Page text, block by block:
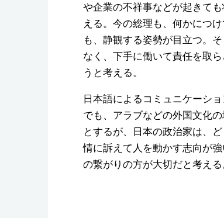
や企業の不祥事などが起きて
える。今の総理も、何かにつ
も、静観する姿勢が目立つ。
なく、下手に働いて責任を取
うと考える。
日本語によるコミュニケーシ
でも、アラブなどの外国文化
とするが、日本の政治家は、
情に訴えて人を動かす志向が
の繋がりの方が大切だと考え